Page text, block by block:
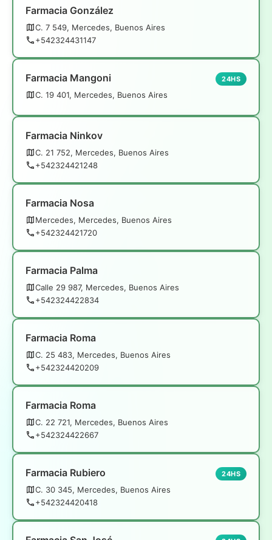
Farmacia González
C. 7 549, Mercedes, Buenos Aires
+542324431147
Farmacia Mangoni
C. 19 401, Mercedes, Buenos Aires
24HS
Farmacia Ninkov
C. 21 752, Mercedes, Buenos Aires
+542324421248
Farmacia Nosa
Mercedes, Mercedes, Buenos Aires
+542324421720
Farmacia Palma
Calle 29 987, Mercedes, Buenos Aires
+542324422834
Farmacia Roma
C. 25 483, Mercedes, Buenos Aires
+542324420209
Farmacia Roma
C. 22 721, Mercedes, Buenos Aires
+542324422667
Farmacia Rubiero
C. 30 345, Mercedes, Buenos Aires
+542324420418
24HS